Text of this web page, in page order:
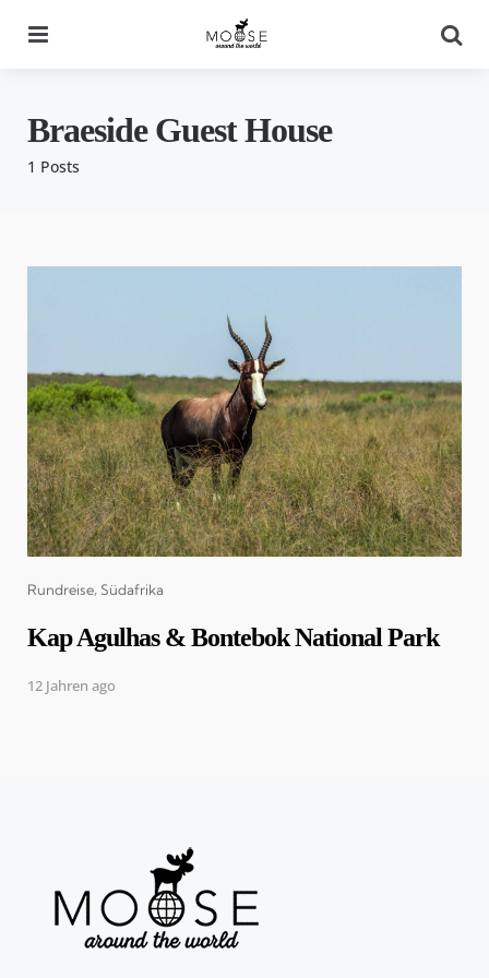
1 Posts
Braeside Guest House
Categories
Rundreise Südafrika
Kap Agulhas & Bontebok National Park
12 Jahren ago